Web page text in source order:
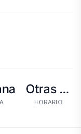
Otras tandas
HORARIO